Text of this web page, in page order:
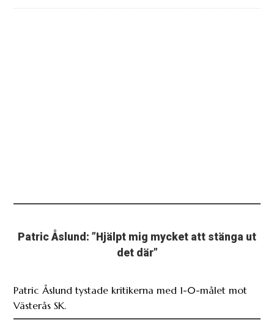
Patric Åslund: ”Hjälpt mig mycket att stänga ut
det där”
Patric Åslund tystade kritikerna med 1-0-målet mot
Västerås SK.